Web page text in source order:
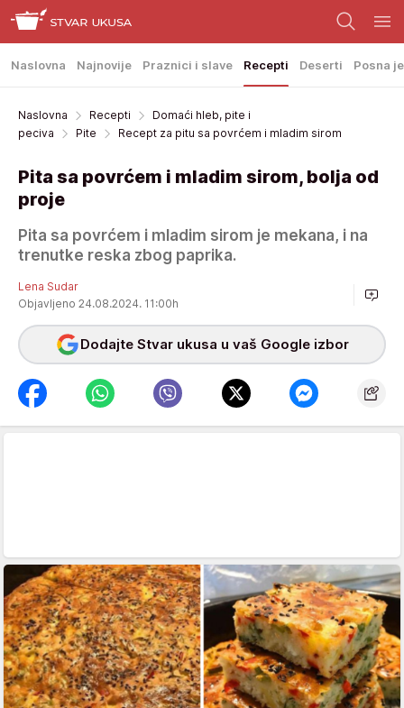
Naslovna Najnovije Praznici i slave Recepti Deserti Posna
Naslovna Recepti
Domaći hleb, pite i
peciva
Pite Recept za pitu sa povrćem i mladim sirom
Pita sa povrćem i mladim sirom, bolja od
proje
Pita sa povrćem i mladim sirom je mekana, i na
trenutke reska zbog paprika.
Lena Sudar
Objavljeno 24.08.2024. 11:00h
Dodajte Stvar ukusa u vaš Google izbor